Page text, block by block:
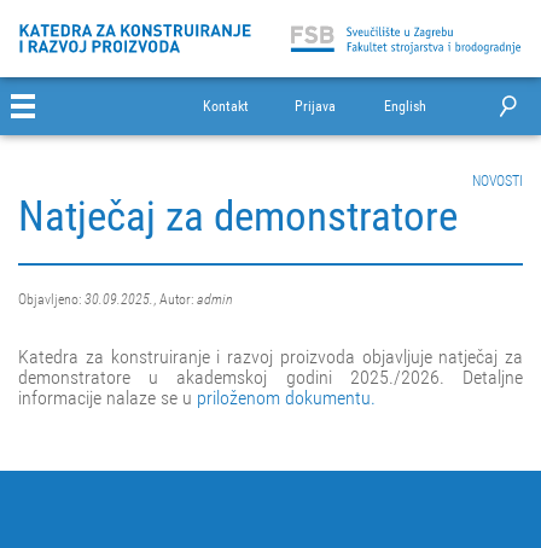
Kontakt Prijava English
NOVOSTI
Natječaj za demonstratore
Objavljeno: 30.09.2025., Autor: admin
Katedra za konstruiranje i razvoj proizvoda objavljuje natječaj za
demonstratore u akademskoj godini 2025./2026. Detaljne
informacije nalaze se u priloženom dokumentu.